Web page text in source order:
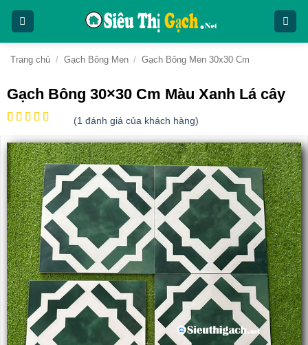
nội
dungTrang chủ / Gạch Bông Men / Gạch Bông Men 30x30 Cm
Gạch Bông 30×30 Cm Màu Xanh Lá cây
5trên 5
dựa trên
1
đánh giá
(1 đánh giá của khách hàng)